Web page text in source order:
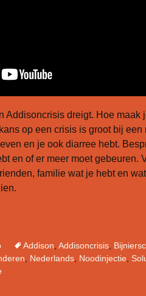
Addisoncrisis dreigt. Hoe maak
op een crisis is groot bij een
en je ook diarree hebt.
en of er meer moet gebeuren.
familie wat je hebt en
Addison Addisoncrisis
Nederlands Noodinjectie